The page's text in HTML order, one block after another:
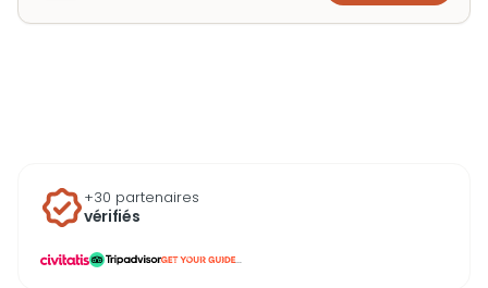
+30 partenaires
vérifiés
...